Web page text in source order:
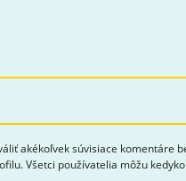
akékoľvek súvisiace komentáre
Všetci používatelia môžu